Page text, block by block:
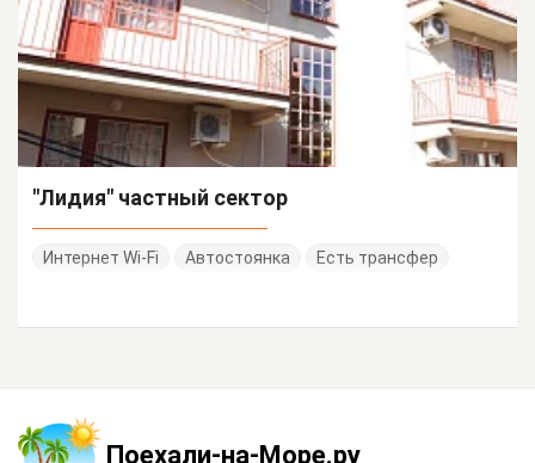
"Лидия" частный сектор
Интернет Wi-Fi Автостоянка Есть трансфер
Поехали-на-Море.ру